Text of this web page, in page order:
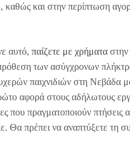
και στην περίπτωση
αυτό, παίζετε με χρήματα στην
των ασύγχρονων
παιχνιδιών στη Νεβάδα
αφορά στους αδήλωτους
που πραγματοποιούν
πρέπει να αναπτύξετε τη